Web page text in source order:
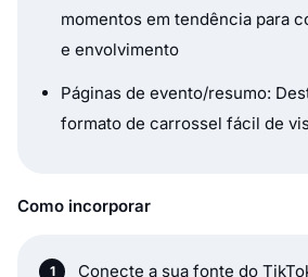
momentos em tendência para
e envolvimento
Páginas de evento/resumo:
formato de carrossel fácil de
Como incorporar
Conecte a sua fonte do